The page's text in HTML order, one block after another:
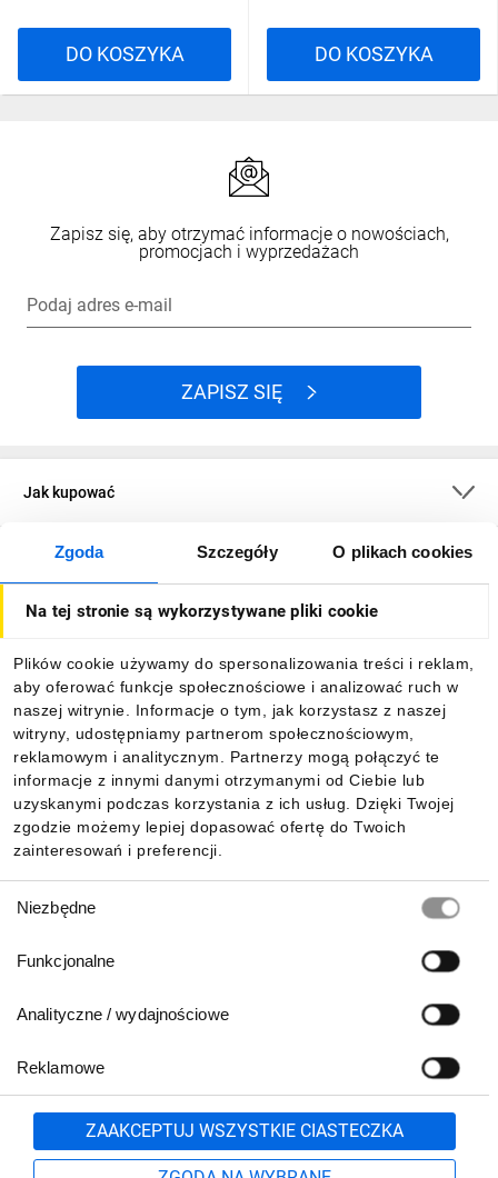
Zgoda Szczegóły O plikach cookies
Na tej stronie są wykorzystywane pliki cookie
Plików cookie używamy do spersonalizowania treści i reklam,
aby oferować funkcje społecznościowe i analizować ruch w
naszej witrynie. Informacje o tym, jak korzystasz z naszej
witryny, udostępniamy partnerom społecznościowym,
reklamowym i analitycznym. Partnerzy mogą połączyć te
informacje z innymi danymi otrzymanymi od Ciebie lub
uzyskanymi podczas korzystania z ich usług. Dzięki Twojej
zgodzie możemy lepiej dopasować ofertę do Twoich
zainteresowań i preferencji.
zgody
Niezbędne
Funkcjonalne
Analityczne / wydajnościowe
Reklamowe
ZAAKCEPTUJ WSZYSTKIE CIASTECZKA
DO KOSZYKA DO KOSZYKA
Zapisz się, aby otrzymać informacje o nowościach,
promocjach i wyprzedażach
Podaj adres e-mail
ZAPISZ SIĘ
Jak kupować
O firmie
Informacje
Pobierz naszą aplikację mobilną:
801 500 700 lub
71 37 61 600